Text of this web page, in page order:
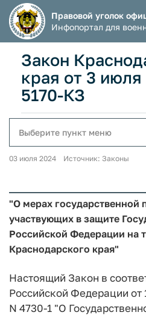
Правовой уголок
Инфопортал для
Закон
края от 3 июля
5170-КЗ
Выберите пункт меню
03 июля 2024 Источник: Законы
"О мерах государственной
участвующих в защите
Российской Федерации на
Краснодарского края"
Настоящий Закон в
Российской Федерации от
N 4730-1 "О